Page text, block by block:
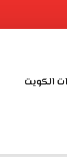
الكويت